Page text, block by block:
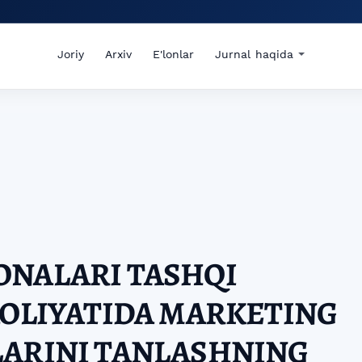
Joriy Arxiv E'lonlar Jurnal haqida
TASHQI
MARKETING
TANLASHNING